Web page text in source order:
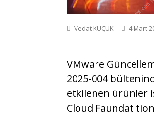
Vedat KÜÇÜK 4 Mart
VMware
2025-004
etkilenen ürünler
Cloud